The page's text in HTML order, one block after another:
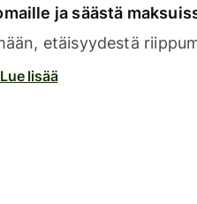
ja säästä
etäisyydestä
Lue lisää